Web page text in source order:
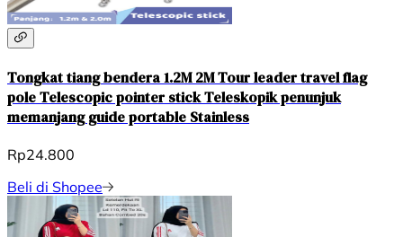
Tongkat tiang bendera 1.2M 2M Tour leader travel flag
pole Telescopic pointer stick Teleskopik penunjuk
memanjang guide portable Stainless
Rp24.800
Beli di Shopee